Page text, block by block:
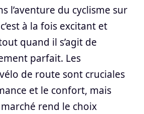
l’aventure du cyclisme sur
à la fois excitant et
quand il s’agit de
parfait. Les
de route sont cruciales
et le confort, mais
rend le choix